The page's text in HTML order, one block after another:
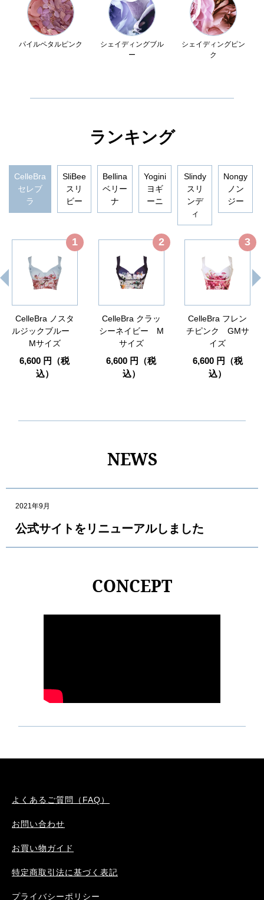
パイルペタルピンク
シェイディングブル
ー
シェイディングピン
ク
ランキング
CelleBra
セレブ
ラ
SliBee
スリ
ビー
Bellina
ベリー
ナ
Yogini
ヨギ
ーニ
Slindy
スリ
ンデ
ィ
Nongy
ノン
ジー
1
CelleBra ノスタ
ルジックブルー
Mサイズ
6,600 円（税
込）
2
CelleBra クラッ
シーネイビー M
サイズ
6,600 円（税
込）
3
CelleBra フレン
チピンク GMサ
イズ
6,600 円（税
込）
NEWS
2021年9月
公式サイトをリニューアルしました
CONCEPT
よくあるご質問（FAQ）
お問い合わせ
お買い物ガイド
特定商取引法に基づく表記
プライバシーポリシー